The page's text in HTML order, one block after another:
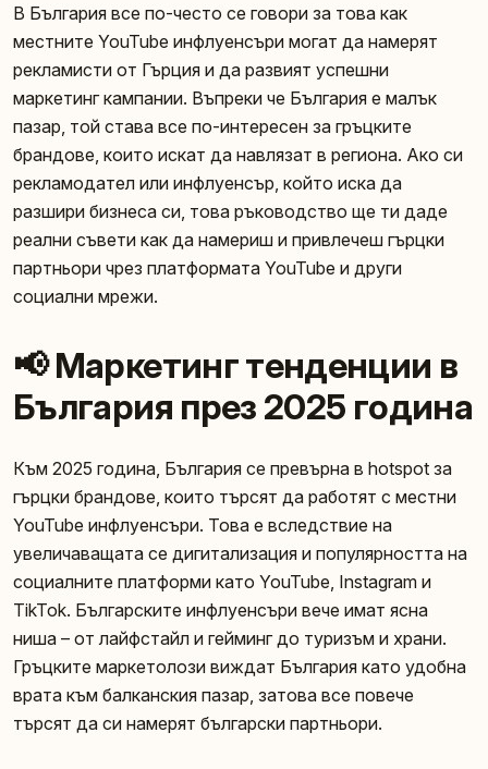
В България все по-често се говори за това как
местните YouTube инфлуенсъри могат да намерят
рекламисти от Гърция и да развият успешни
маркетинг кампании. Въпреки че България е малък
пазар, той става все по-интересен за гръцките
брандове, които искат да навлязат в региона. Ако си
рекламодател или инфлуенсър, който иска да
разшири бизнеса си, това ръководство ще ти даде
реални съвети как да намериш и привлечеш гърцки
партньори чрез платформата YouTube и други
социални мрежи.
📢 Маркетинг тенденции в
България през 2025 година
Към 2025 година, България се превърна в hotspot за
гърцки брандове, които търсят да работят с местни
YouTube инфлуенсъри. Това е вследствие на
увеличаващата се дигитализация и популярността на
социалните платформи като YouTube, Instagram и
TikTok. Българските инфлуенсъри вече имат ясна
ниша – от лайфстайл и гейминг до туризъм и храни.
Гръцките маркетолози виждат България като удобна
врата към балканския пазар, затова все повече
търсят да си намерят български партньори.